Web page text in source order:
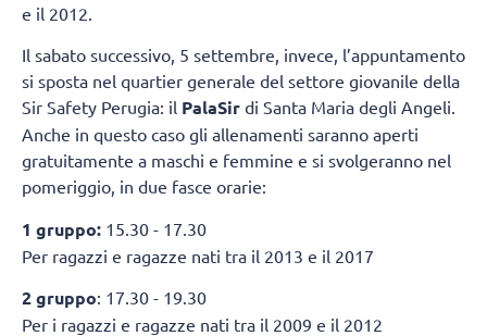
e il 2012.
Il sabato successivo, 5 settembre, invece, l’appuntamento
si sposta nel quartier generale del settore giovanile della
Sir Safety Perugia: il PalaSir di Santa Maria degli Angeli.
Anche in questo caso gli allenamenti saranno aperti
gratuitamente a maschi e femmine e si svolgeranno nel
pomeriggio, in due fasce orarie:
1 gruppo: 15.30 - 17.30
Per ragazzi e ragazze nati tra il 2013 e il 2017
2 gruppo: 17.30 - 19.30
Per i ragazzi e ragazze nati tra il 2009 e il 2012